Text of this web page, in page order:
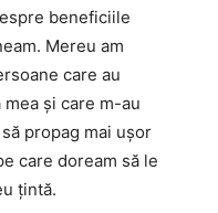
beneficiile
Mereu am
care au
și care m-au
propag mai ușor
care doream să le
țintă.